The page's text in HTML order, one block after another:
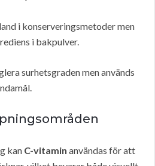
i konserveringsmetoder men
i bakpulver.
surhetsgraden men används
kan C-vitamin användas för att